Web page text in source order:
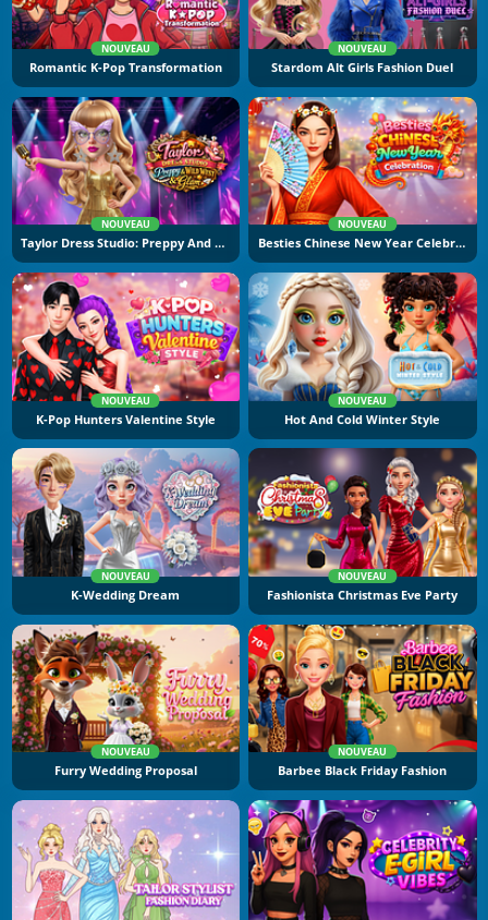
NOUVEAU
Romantic K-Pop Transformation
NOUVEAU
Stardom Alt Girls Fashion Duel
NOUVEAU
Taylor Dress Studio: Preppy And Wild West Glam
NOUVEAU
Besties Chinese New Year Celebration
NOUVEAU
K-Pop Hunters Valentine Style
NOUVEAU
Hot And Cold Winter Style
NOUVEAU
K-Wedding Dream
NOUVEAU
Fashionista Christmas Eve Party
NOUVEAU
Furry Wedding Proposal
NOUVEAU
Barbee Black Friday Fashion